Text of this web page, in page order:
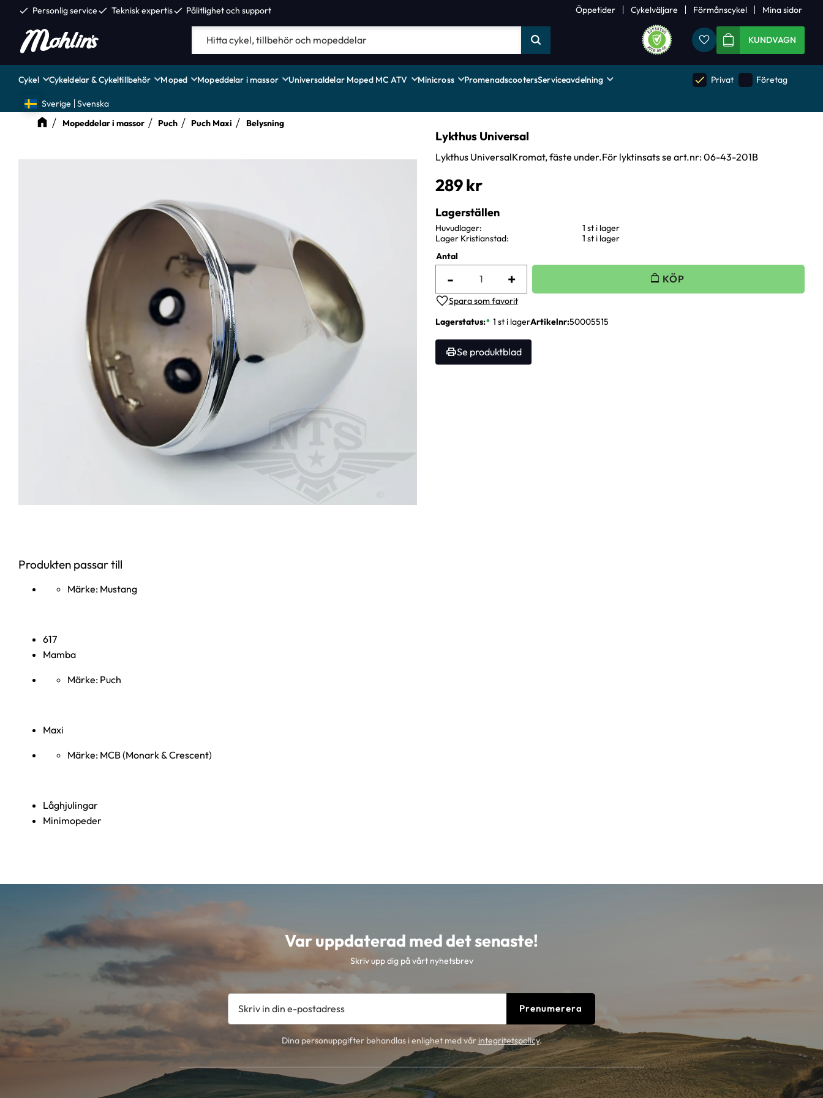
check Personlig servicecheck Teknisk expertischeck Pålitlighet och support Öppetider Cykelväljare Förmånscykel Mina sidor
FavoriterKUNDVAGN
Cykel Cykeldelar & Cykeltillbehör Moped Mopeddelar i massor Universaldelar Moped MC ATV Minicross PromenadscootersServiceavdelning done Privat Företag
Sverige
Svenska
Mopeddelar i massor
Puch Puch Maxi Belysning
Lykthus Universal
Lykthus UniversalKromat, fäste under.För lyktinsats se art.nr: 06-43-201B
289kr
Antal
+
-
Lägg till i favoriter
Lagerstatus 1 st i lagerArtikelnr 50005515
Se produktblad
Lagerställen
Huvudlager
1 st i lager
Lager Kristianstad
1 st i lager
Produkten passar till
Märke: Mustang
617
Mamba
Märke: Puch
Maxi
Märke: MCB (Monark & Crescent)
Låghjulingar
Minimopeder
Var uppdaterad med det senaste!
Skriv upp dig på vårt nyhetsbrev
Prenumerera
Dina personuppgifter behandlas i enlighet med vårintegritetspolicy.